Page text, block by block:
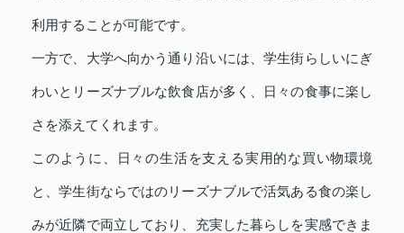
利用することが可能です。
一方で、大学へ向かう通り沿いには、学生街らしいにぎ
わいとリーズナブルな飲食店が多く、日々の食事に楽し
さを添えてくれます。
このように、日々の生活を支える実用的な買い物環境
と、学生街ならではのリーズナブルで活気ある食の楽し
みが近隣で両立しており、充実した暮らしを実感できま